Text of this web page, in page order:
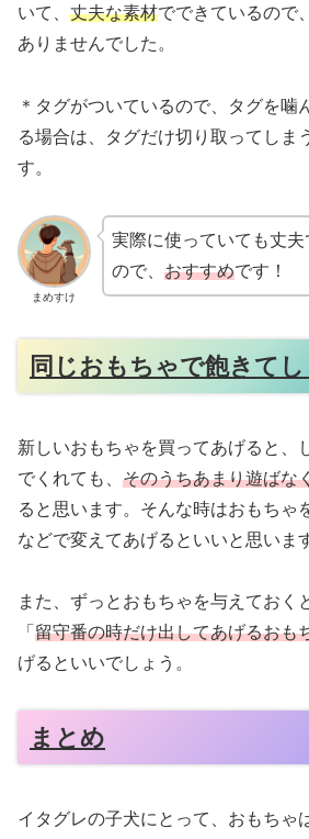
いて、 丈夫な素材でできているので
ありませんでした。
＊タグがついているので、タグを噛
る場合は、タグだけ切り取ってしま
す。
まめすけ
実際に使っていても丈
ので、 おすすめです！
同じおもちゃで飽きて
新しいおもちゃを買ってあげると、
でくれても、 そのうちあまり遊ばな
ると思います。そんな時はおもちゃ
などで変えてあげるといいと思いま
また、ずっとおもちゃを与えておく
「 留守番の時だけ出してあげるおも
げるといいでしょう。
まとめ
イタグレの子犬にとって、おもちゃ